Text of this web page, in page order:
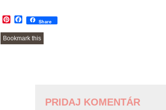
Pinterest
Facebook
Share
Bookmark this
PRIDAJ KOMENTÁR